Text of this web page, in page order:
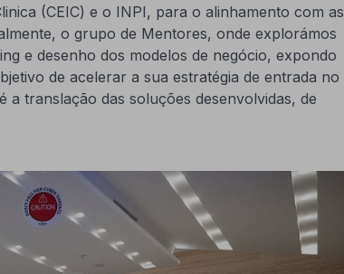
(CEIC) e o INPI, para o alinhamento com as
o grupo de Mentores, onde explorámos
e desenho dos modelos de negócio, expondo
de acelerar a sua estratégia de entrada no
translação das soluções desenvolvidas, de